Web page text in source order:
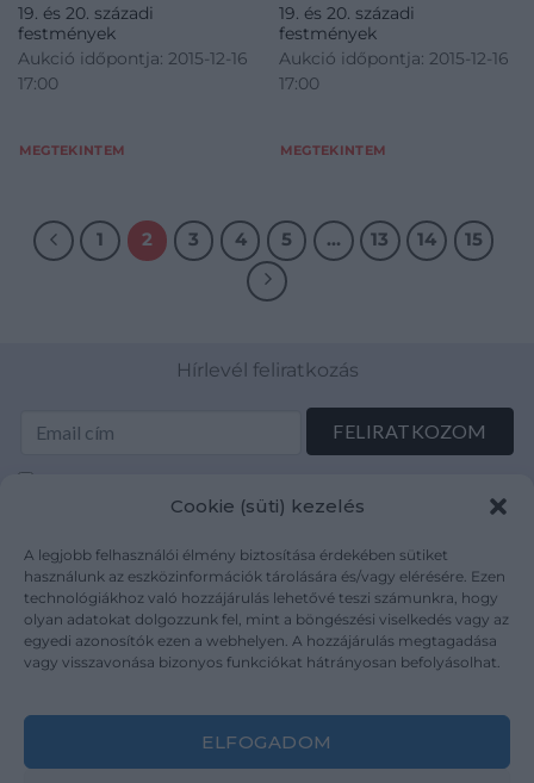
Cookie (süti) kezelés
A legjobb felhasználói élmény biztosítása érdekében sütiket
használunk az eszközinformációk tárolására és/vagy elérésére. Ezen
technológiákhoz való hozzájárulás lehetővé teszi számunkra, hogy
olyan adatokat dolgozzunk fel, mint a böngészési viselkedés vagy az
egyedi azonosítók ezen a webhelyen. A hozzájárulás megtagadása
vagy visszavonása bizonyos funkciókat hátrányosan befolyásolhat.
ELFOGADOM
19. és 20. századi
festmények
Aukció időpontja: 2015-12-16
17:00
MEGTEKINTEM
19. és 20. századi
festmények
Aukció időpontja: 2015-12-16
17:00
MEGTEKINTEM
1 2 3 4 5 … 13 14 15
Hírlevél feliratkozás
mutargy.com/adatkezelesi-tajekoztato/
Rólunk
Médiaajánlat
Karrier
Kapcsolat
Áraink
ÁSZF
Adatvédelem
Impresszum
Kövesse a műtárgy.com-ot